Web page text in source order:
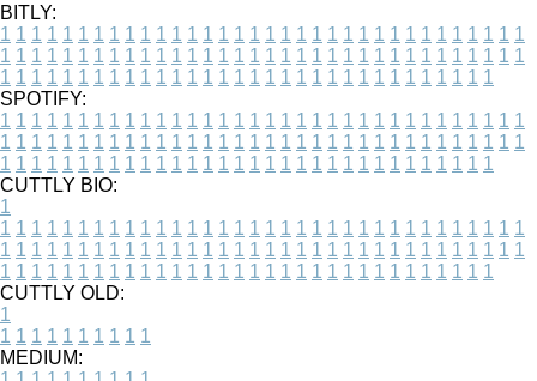
BITLY:
1 1 1 1 1 1 1 1 1 1 1 1 1 1 1 1 1 1 1 1 1 1 1 1 1 1 1 1 1 1 1 1 1 1
1 1 1 1 1 1 1 1 1 1 1 1 1 1 1 1 1 1 1 1 1 1 1 1 1 1 1 1 1 1 1 1 1 1
1 1 1 1 1 1 1 1 1 1 1 1 1 1 1 1 1 1 1 1 1 1 1 1 1 1 1 1 1 1 1 1
SPOTIFY:
1 1 1 1 1 1 1 1 1 1 1 1 1 1 1 1 1 1 1 1 1 1 1 1 1 1 1 1 1 1 1 1 1 1
1 1 1 1 1 1 1 1 1 1 1 1 1 1 1 1 1 1 1 1 1 1 1 1 1 1 1 1 1 1 1 1 1 1
1 1 1 1 1 1 1 1 1 1 1 1 1 1 1 1 1 1 1 1 1 1 1 1 1 1 1 1 1 1 1 1
CUTTLY BIO:
1
1 1 1 1 1 1 1 1 1 1 1 1 1 1 1 1 1 1 1 1 1 1 1 1 1 1 1 1 1 1 1 1 1 1
1 1 1 1 1 1 1 1 1 1 1 1 1 1 1 1 1 1 1 1 1 1 1 1 1 1 1 1 1 1 1 1 1 1
1 1 1 1 1 1 1 1 1 1 1 1 1 1 1 1 1 1 1 1 1 1 1 1 1 1 1 1 1 1 1 1
CUTTLY OLD:
1
1 1 1 1 1 1 1 1 1 1
MEDIUM: